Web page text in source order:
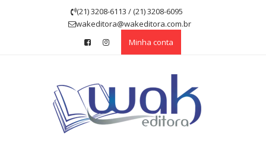
(21) 3208-6113 / (21) 3208-6095
wakeditora@wakeditora.com.br
Minha conta